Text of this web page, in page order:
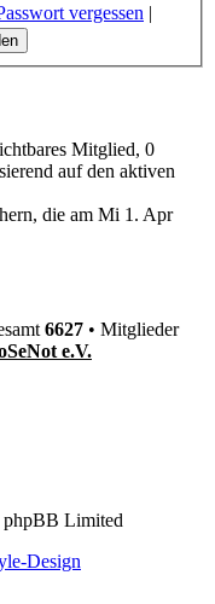
vergessen |
Mitglied, 0
auf den aktiven
die am Mi 1. Apr
6627 • Mitglieder
e.V.
Limited
Design